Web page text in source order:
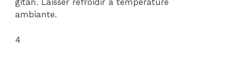
gitan. Laisser refroidir à température
ambiante.
4